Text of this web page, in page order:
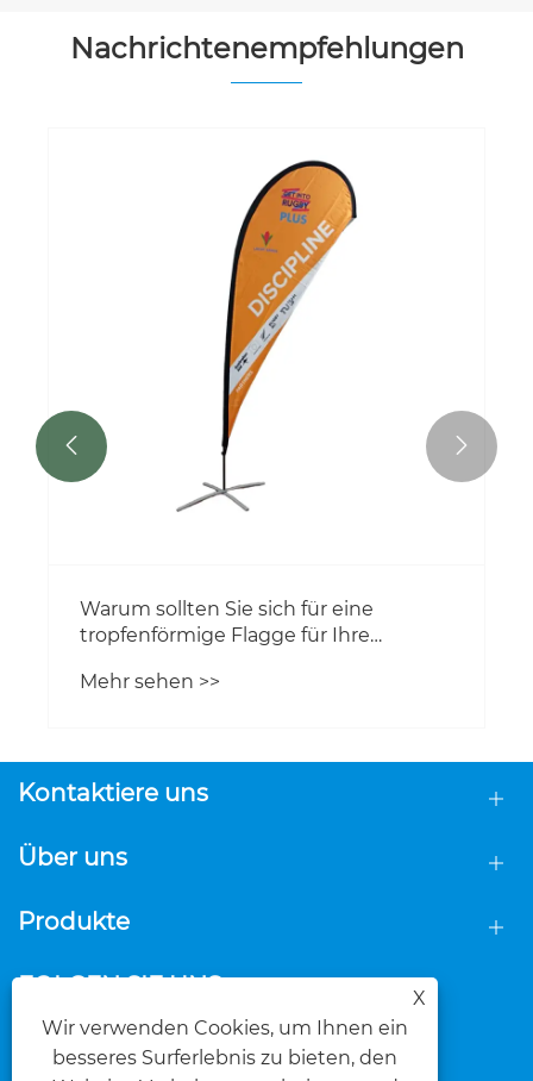
Nachrichtenempfehlungen
Warum sollten Sie sich für eine
tropfenförmige Flagge für Ihre
Mehr sehen >>
 
Kontaktiere uns
Über uns
Produkte
FOLGEN SIE UNS
X
Wir verwenden Cookies, um Ihnen ein
besseres Surferlebnis zu bieten, den